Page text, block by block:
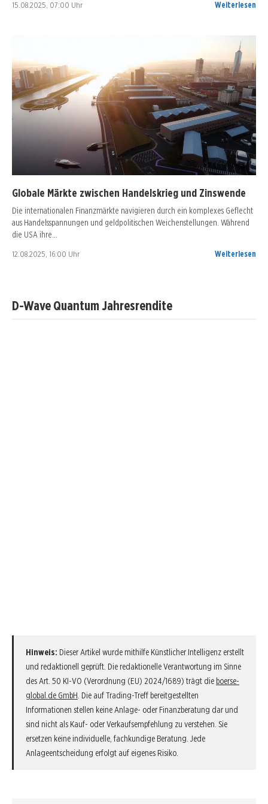
15.08.2025, 07:00 Uhr Weiterlesen
Globale Märkte zwischen Handelskrieg und Zinswende
Die internationalen Finanzmärkte navigieren durch ein komplexes Geflecht
aus Handelsspannungen und geldpolitischen Weichenstellungen. Während
die USA ihre…
12.08.2025, 16:00 Uhr Weiterlesen
D-Wave Quantum Jahresrendite
Hinweis: Dieser Artikel wurde mithilfe Künstlicher Intelligenz erstellt
und redaktionell geprüft. Die redaktionelle Verantwortung im Sinne
des Art. 50 KI-VO (Verordnung (EU) 2024/1689) trägt die boerse-
global.de GmbH . Die auf Trading-Treff bereitgestellten
Informationen stellen keine Anlage- oder Finanzberatung dar und
sind nicht als Kauf- oder Verkaufsempfehlung zu verstehen. Sie
ersetzen keine individuelle, fachkundige Beratung. Jede
Anlageentscheidung erfolgt auf eigenes Risiko.